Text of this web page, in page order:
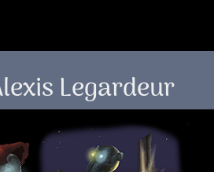
Legardeur